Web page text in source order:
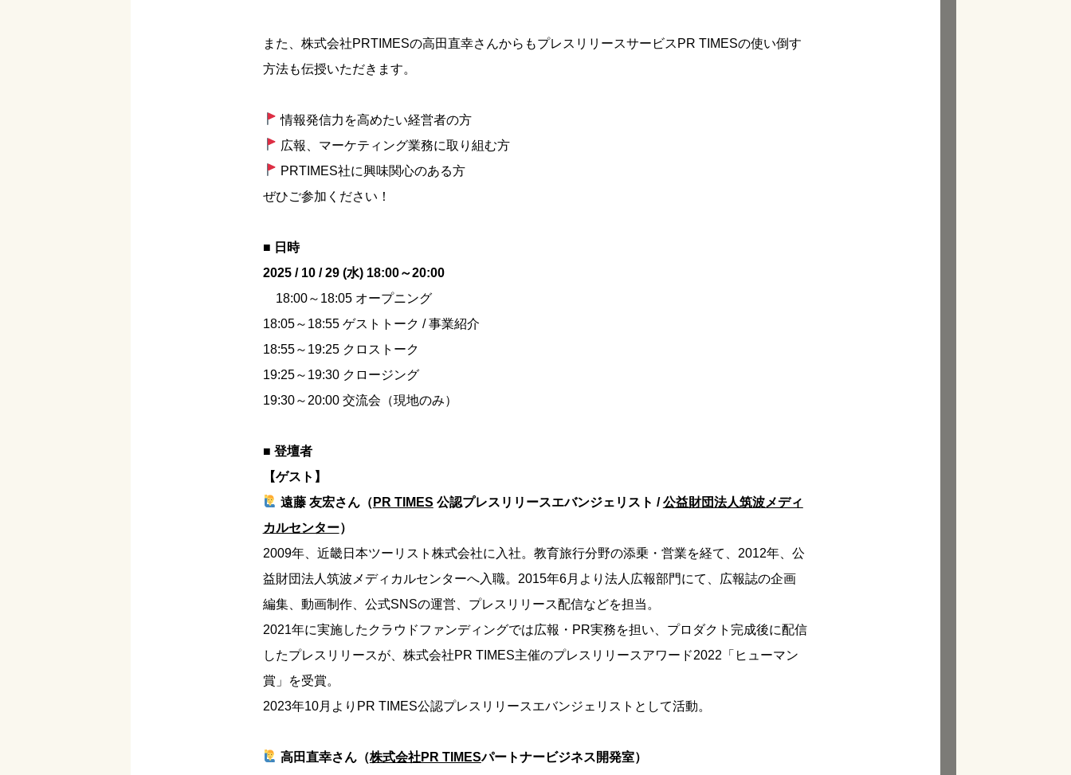
また、株式会社PRTIMESの高田直幸さんからもプレスリリースサービスPR TIMESの使い倒す
方法も伝授いただきます。
情報発信力を高めたい経営者の方
広報、マーケティング業務に取り組む方
PRTIMES社に興味関心のある方
ぜひご参加ください！
■ 日時
2025 / 10 / 29 (水) 18:00～20:00
18:00～18:05 オープニング
18:05～18:55 ゲストトーク / 事業紹介
18:55～19:25 クロストーク
19:25～19:30 クロージング
19:30～20:00 交流会（現地のみ）
■ 登壇者
【ゲスト】
遠藤 友宏さん（ PR TIMES 公認プレスリリースエバンジェリスト /公益財団法人筑波メディ
カルセンター）
2009年、近畿日本ツーリスト株式会社に入社。教育旅行分野の添乗・営業を経て、2012年、公
益財団法人筑波メディカルセンターへ入職。2015年6月より法人広報部門にて、広報誌の企画
編集、動画制作、公式SNSの運営、プレスリリース配信などを担当。
2021年に実施したクラウドファンディングでは広報・PR実務を担い、プロダクト完成後に配信
したプレスリリースが、株式会社PR TIMES主催のプレスリリースアワード2022「ヒューマン
賞」を受賞。
2023年10月よりPR TIMES公認プレスリリースエバンジェリストとして活動。
高田直幸さん（株式会社PR TIMESパートナービジネス開発室）